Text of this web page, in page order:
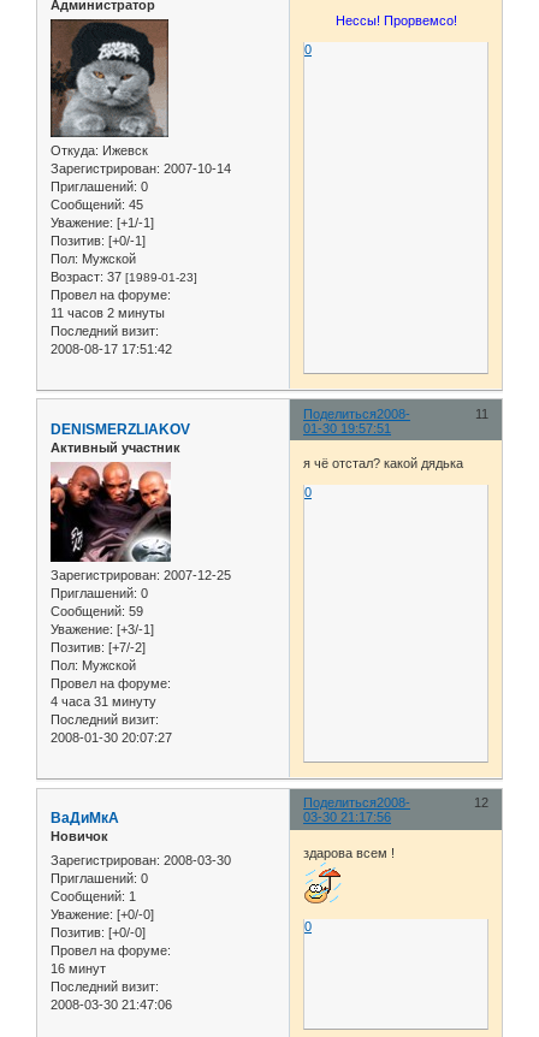
Администратор
Откуда: Ижевск
Зарегистрирован: 2007-10-14
Приглашений: 0
Сообщений: 45
Уважение: [+1/-1]
Позитив: [+0/-1]
Пол: Мужской
Возраст: 37 [1989-01-23]
Провел на форуме:
11 часов 2 минуты
Последний визит:
2008-08-17 17:51:42
Нессы! Прорвемсо!
0
Поделиться 11
2008-
01-30 19:57:51
DENISMERZLIAKOV
Активный участник
Зарегистрирован: 2007-12-25
Приглашений: 0
Сообщений: 59
Уважение: [+3/-1]
Позитив: [+7/-2]
Пол: Мужской
Провел на форуме:
4 часа 31 минуту
Последний визит:
2008-01-30 20:07:27
я чё отстал? какой дядька
0
Поделиться 12
2008-
03-30 21:17:56
ВаДиМкА
Новичок
Зарегистрирован: 2008-03-30
Приглашений: 0
Сообщений: 1
Уважение: [+0/-0]
Позитив: [+0/-0]
Провел на форуме:
16 минут
Последний визит:
2008-03-30 21:47:06
здарова всем !
0